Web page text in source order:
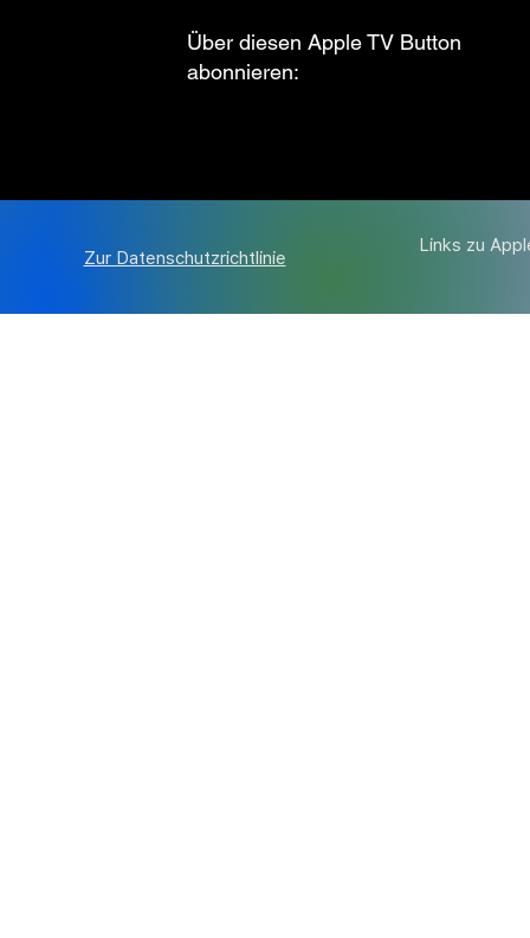
Über diesen Apple TV Button
abonnieren:
Zur Datenschutzrichtlinie
Links zu